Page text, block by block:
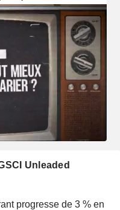
Unleaded
progresse de 3 % en